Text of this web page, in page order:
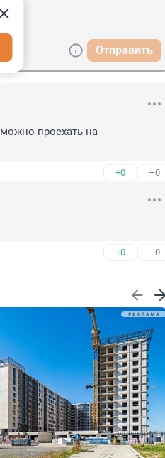
Отправить
проехать на
+0 –0
+0 –0